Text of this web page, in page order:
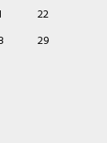
22
29